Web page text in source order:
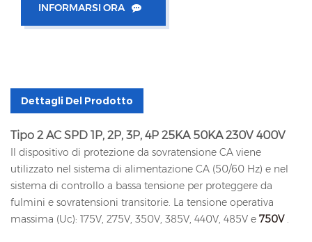
INFORMARSI ORA
Dettagli Del Prodotto
Tipo 2 AC SPD 1P, 2P, 3P, 4P 25KA 50KA 230V 400V
Il dispositivo di protezione da sovratensione CA viene
utilizzato nel sistema di alimentazione CA (50/60 Hz) e nel
sistema di controllo a bassa tensione per proteggere da
fulmini e sovratensioni transitorie. La tensione operativa
massima (Uc): 175V, 275V, 350V, 385V, 440V, 485V e 750V .